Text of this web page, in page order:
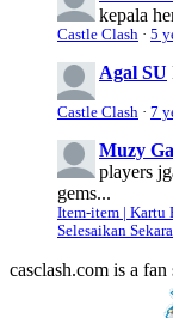
kepala
Castle Clash · 5
Agal SU
Castle Clash · 7
Muzy
players
gems...
Item-item | Kartu
Selesaikan
casclash.com is a